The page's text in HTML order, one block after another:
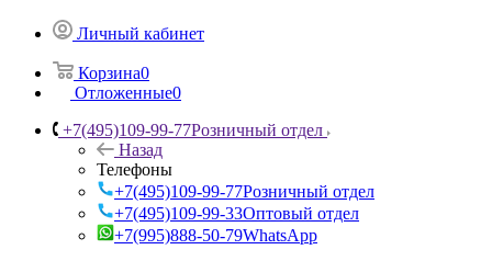
Личный кабинет
Корзина0
Отложенные0
+7(495)109-99-77Розничный отдел
Назад
Телефоны
+7(495)109-99-77Розничный отдел
+7(495)109-99-33Оптовый отдел
+7(995)888-50-79WhatsApp